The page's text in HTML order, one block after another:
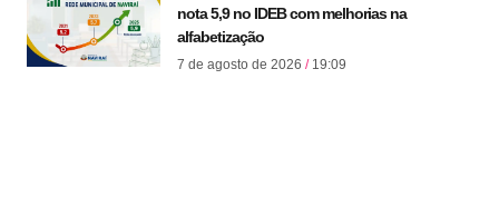
nota 5,9 no IDEB com melhorias na
alfabetização
7 de agosto de 2026 19:09